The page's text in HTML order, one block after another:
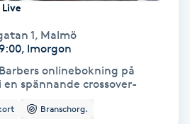
1, Malmö
Imorgon
onlinebokning på
Kom in i en spännande crossover-
Branschorg.